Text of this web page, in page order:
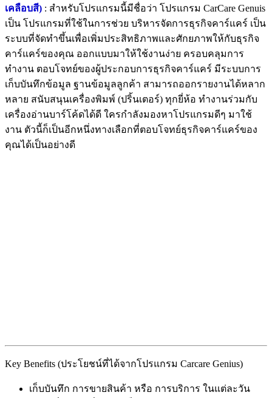
เคลือบสี) : สำหรับโปรแกรมนี้มีชื่อว่า โปรแกรม CarCare Genuis
เป็น โปรแกรมที่ใช้ในการช่วย บริหารจัดการธุรกิจคาร์แคร์ เป็น
ระบบที่จัดทำขึ้นเพื่อเพิ่มประสิทธิภาพและศักยภาพให้กับธุรกิจ
คาร์แคร์ของคุณ ออกแบบมาให้ใช้งานง่าย ครอบคลุมการ
ทำงาน ตอบโจทย์ของผู้ประกอบการธุรกิจคาร์แคร์ มีระบบการ
เก็บบันทึกข้อมูล ฐานข้อมูลลูกค้า สามารถออกรายงานได้หลาก
หลาย สนับสนุนเครื่องพิมพ์ (ปริ้นเตอร์) ทุกยี่ห้อ ทำงานร่วมกับ
เครื่องอ่านบาร์โค้ดได้ดี ใครกำลังมองหาโปรแกรมดีๆ มาใช้
งาน ตัวนี้ก็เป็นอีกหนึ่งทางเลือกที่ตอบโจทย์ธุรกิจคาร์แคร์ของ
คุณได้เป็นอย่างดี
Key Benefits (ประโยชน์ที่ได้จากโปรแกรม Carcare Genius)
เก็บบันทึก การขายสินค้า หรือ การบริการ ในแต่ละวัน